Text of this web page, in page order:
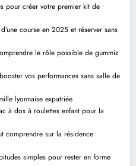
pour créer votre premier kit de
course en 2025 et réserver sans
le rôle possible de gummiz
vos performances sans salle de
lyonnaise expatriée
à dos à roulettes enfant pour la
comprendre sur la résidence
simples pour rester en forme